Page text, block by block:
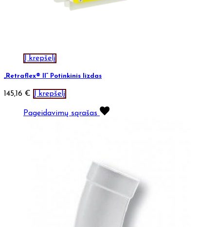
Į krepšelį
„Retraflex® II“ Potinkinis lizdas
145,16 € Į krepšelį
Pageidavimų sąrašas